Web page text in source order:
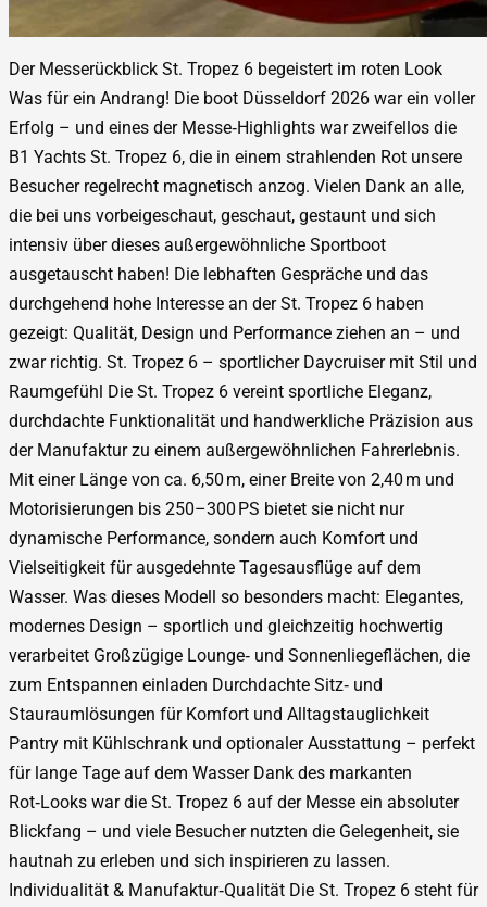
Der Messerückblick St. Tropez 6 begeistert im roten Look
Was für ein Andrang! Die boot Düsseldorf 2026 war ein voller
Erfolg – und eines der Messe‑Highlights war zweifellos die
B1 Yachts St. Tropez 6, die in einem strahlenden Rot unsere
Besucher regelrecht magnetisch anzog. Vielen Dank an alle,
die bei uns vorbeigeschaut, geschaut, gestaunt und sich
intensiv über dieses außergewöhnliche Sportboot
ausgetauscht haben! Die lebhaften Gespräche und das
durchgehend hohe Interesse an der St. Tropez 6 haben
gezeigt: Qualität, Design und Performance ziehen an – und
zwar richtig. St. Tropez 6 – sportlicher Daycruiser mit Stil und
Raumgefühl Die St. Tropez 6 vereint sportliche Eleganz,
durchdachte Funktionalität und handwerkliche Präzision aus
der Manufaktur zu einem außergewöhnlichen Fahrerlebnis.
Mit einer Länge von ca. 6,50 m, einer Breite von 2,40 m und
Motorisierungen bis 250–300 PS bietet sie nicht nur
dynamische Performance, sondern auch Komfort und
Vielseitigkeit für ausgedehnte Tagesausflüge auf dem
Wasser. Was dieses Modell so besonders macht: Elegantes,
modernes Design – sportlich und gleichzeitig hochwertig
verarbeitet Großzügige Lounge‑ und Sonnenliegeflächen, die
zum Entspannen einladen Durchdachte Sitz‑ und
Stauraumlösungen für Komfort und Alltagstauglichkeit
Pantry mit Kühlschrank und optionaler Ausstattung – perfekt
für lange Tage auf dem Wasser Dank des markanten
Rot‑Looks war die St. Tropez 6 auf der Messe ein absoluter
Blickfang – und viele Besucher nutzten die Gelegenheit, sie
hautnah zu erleben und sich inspirieren zu lassen.
Individualität & Manufaktur‑Qualität Die St. Tropez 6 steht für